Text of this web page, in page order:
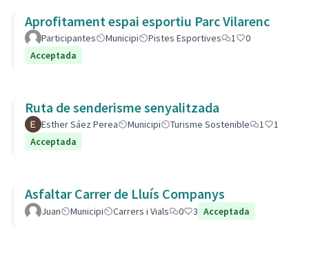
Aprofitament espai esportiu Parc Vilarenc
Participantes Municipi Pistes Esportives 1
0
Acceptada
Ruta de senderisme senyalitzada
Esther Sáez Perea Municipi Turisme Sostenible 1
1
Acceptada
Asfaltar Carrer de Lluís Companys
Juan Municipi Carrers i Vials 0 3 Acceptada